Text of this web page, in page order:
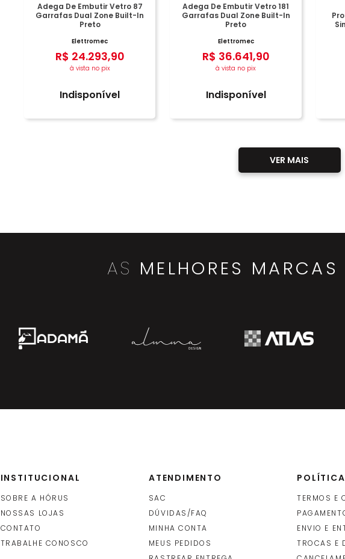
Adega De Embutir Vetro 87
Garrafas Dual Zone Built-In
Preto
Elettromec
R$ 24.293,90
à vista no pix
Indisponível
Adega De Embutir Vetro 181
Garrafas Dual Zone Built-In
Preto
Elettromec
R$ 36.641,90
à vista no pix
Indisponível
AS MELHORES MARCAS
INSTITUCIONAL
SOBRE A HÓRUS
NOSSAS LOJAS
CONTATO
TRABALHE CONOSCO
ATENDIMENTO
SAC
DÚVIDAS/FAQ
MINHA CONTA
MEUS PEDIDOS
TERMOS E
ENVIO E
TROCAS E